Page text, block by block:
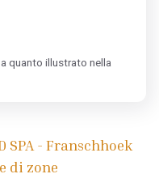
quanto illustrato nella
SPA - Franschhoek
di zone